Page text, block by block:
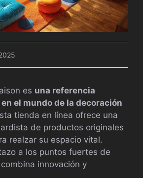
es una referencia
el mundo de la decoración
tienda en línea ofrece una
de productos originales
realzar su espacio vital.
a los puntos fuertes de
innovación y